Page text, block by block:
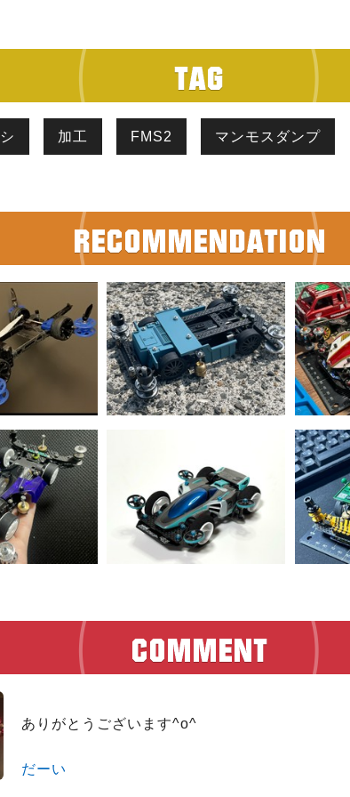
加工 FMS2 マンモスダンプ
ありがとうございます^o^
だーい